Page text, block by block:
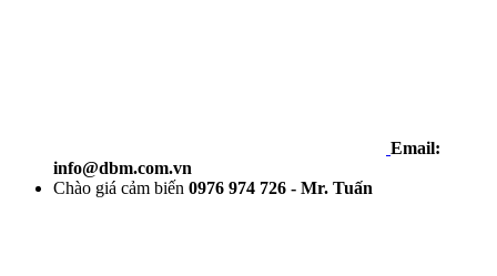
Email:
info@dbm.com.vn
Chào giá cảm biến 0976 974 726 - Mr. Tuấn